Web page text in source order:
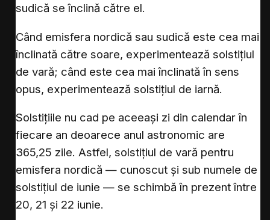
sudică se înclină către el.
Când emisfera nordică sau sudică este cea mai
înclinată către soare, experimentează solstițiul
de vară; când este cea mai înclinată în sens
opus, experimentează solstițiul de iarnă.
Solstițiile nu cad pe aceeași zi din calendar în
fiecare an deoarece anul astronomic are
365,25 zile. Astfel, solstițiul de vară pentru
emisfera nordică — cunoscut și sub numele de
solstițiul de iunie — se schimbă în prezent între
20, 21 și 22 iunie.